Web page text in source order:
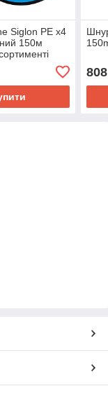
Siglon PE x4
150м
808